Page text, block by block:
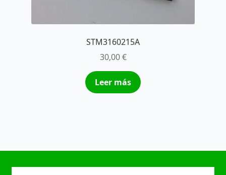
STM3160215A
30,00€
Leer más